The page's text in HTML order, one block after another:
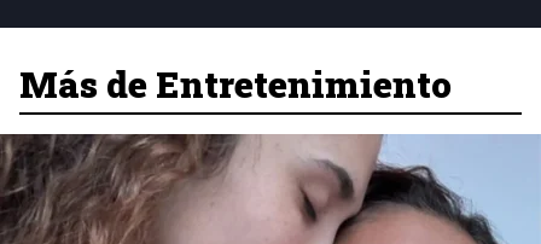
Más de Entretenimiento